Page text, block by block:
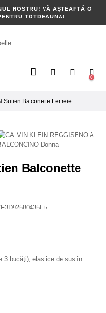
NOSTRU! VĂ AȘTEAPTĂ O
TOTDEAUNA!
0
Sutien Balconette Femeie
Balconette
3 bucăți), elastice de sus în